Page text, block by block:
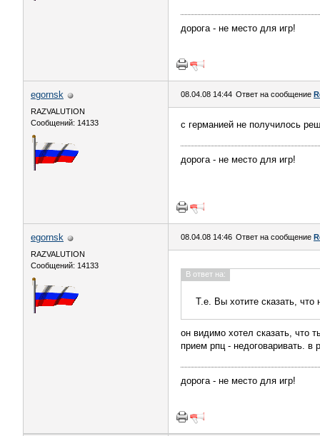
дорога - не место для игр!
egornsk
RAZVALUTION
Сообщений: 14133
08.04.08 14:44 Ответ на сообщение
с германией не получилось
дорога - не место для игр!
egornsk
RAZVALUTION
Сообщений: 14133
08.04.08 14:46 Ответ на сообщение
В ответ на:
Т.е. Вы хотите сказать,
он видимо хотел сказать, что
прием рпц - недоговаривать.
дорога - не место для игр!